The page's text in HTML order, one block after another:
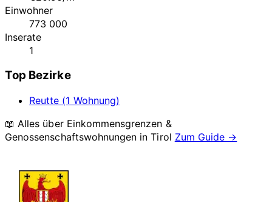
Einwohner
773 000
Inserate
1
Top Bezirke
Reutte (1 Wohnung)
📖 Alles über Einkommensgrenzen &
Genossenschaftswohnungen inTirol Zum Guide →